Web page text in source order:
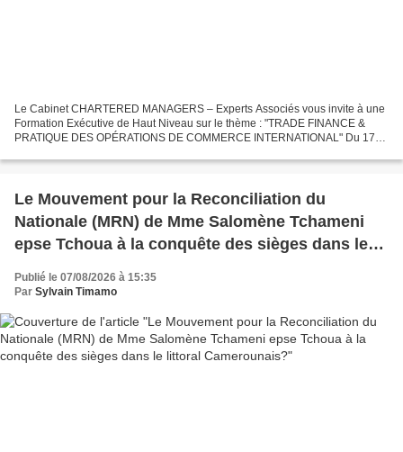
Le Cabinet CHARTERED MANAGERS – Experts Associés vous invite à une
Formation Exécutive de Haut Niveau sur le thème : "TRADE FINANCE &
PRATIQUE DES OPÉRATIONS DE COMMERCE INTERNATIONAL" Du 17
Le Mouvement pour la Reconciliation du
Nationale (MRN) de Mme Salomène Tchameni
epse Tchoua à la conquête des sièges dans le
littoral Camerounais?
Publié le 07/08/2026 à 15:35
Par Sylvain Timamo